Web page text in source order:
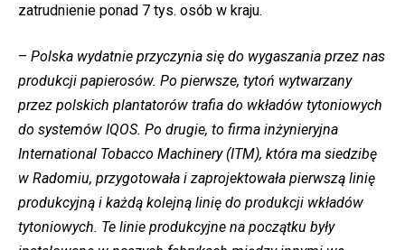
zatrudnienie ponad 7 tys. osób w kraju.
– Polska wydatnie przyczynia się do wygaszania przez nas
produkcji papierosów. Po pierwsze, tytoń wytwarzany
przez polskich plantatorów trafia do wkładów tytoniowych
do systemów IQOS. Po drugie, to firma inżynieryjna
International Tobacco Machinery (ITM), która ma siedzibę
w Radomiu, przygotowała i zaprojektowała pierwszą linię
produkcyjną i każdą kolejną linię do produkcji wkładów
tytoniowych. Te linie produkcyjne na początku były